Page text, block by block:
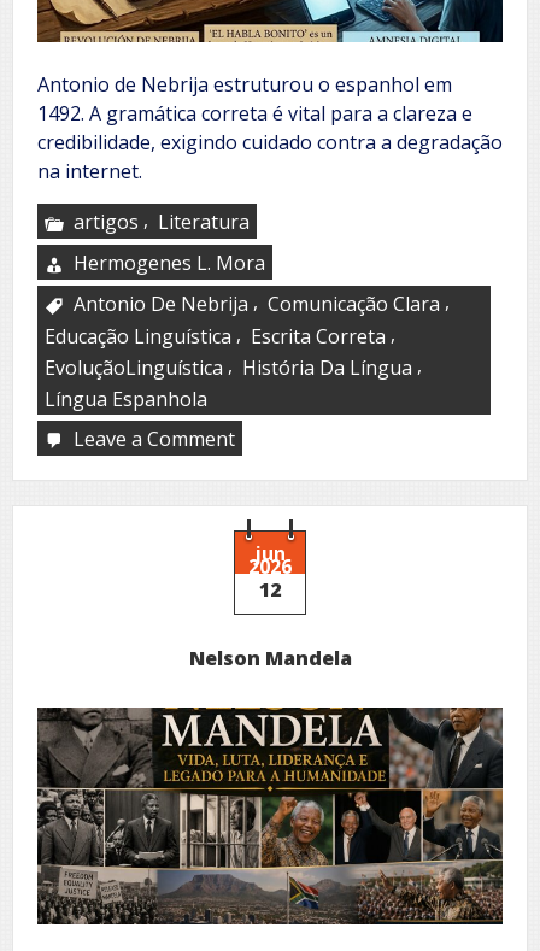
Antonio de Nebrija estruturou o espanhol em
1492. A gramática correta é vital para a clareza e
credibilidade, exigindo cuidado contra a degradação
na internet.
artigos , Literatura
Hermogenes L. Mora
Antonio De Nebrija , Comunicação Clara ,
Educação Linguística , Escrita Correta ,
EvoluçãoLinguística , História Da Língua ,
Língua Espanhola
Leave a Commenton
la
revolución
de
Nebrija
a
amnesia
jun
2026
12
Nelson Mandela